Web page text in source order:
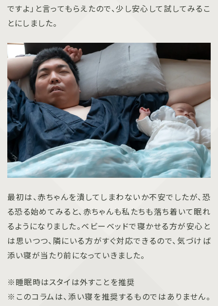
ですよ」と言ってもらえたので、少し安心して試してみるこ
とにしました。
最初は、赤ちゃんを潰してしまわないか不安でしたが、恐
る恐る始めてみると、赤ちゃんも私たちも落ち着いて眠れ
るようになりました。ベビーベッドで寝かせる方が安心と
は思いつつ、隣にいる方がすぐ対応できるので、気づけば
添い寝が当たり前になっていきました。
※睡眠時はスタイは外すことを推奨
※このコラムは、添い寝を推奨するものではありません。